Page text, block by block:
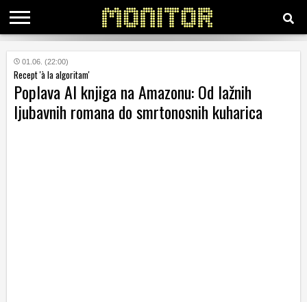
KATEGORIJE
HRVATSKI
WEB
01.06. (22:00)
Recept 'à la algoritam'
Poplava AI knjiga na Amazonu: Od lažnih
ljubavnih romana do smrtonosnih kuharica